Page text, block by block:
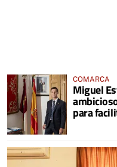
COMARCA
Miguel
para